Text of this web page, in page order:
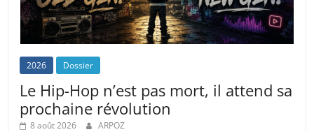
2026 Dossier
Le Hip-Hop n’est pas mort, il attend sa
prochaine révolution
8 août 2026 ARPOZ